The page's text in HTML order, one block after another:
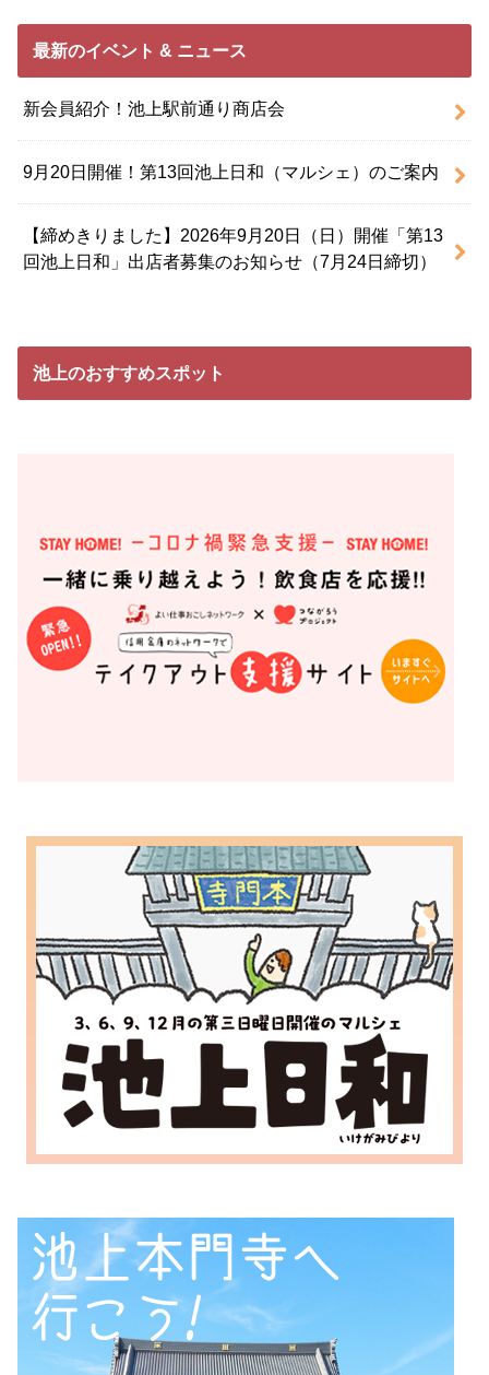
最新のイベント & ニュース
新会員紹介！池上駅前通り商店会
9月20日開催！第13回池上日和（マルシェ）のご案内
【締めきりました】2026年9月20日（日）開催「第13
回池上日和」出店者募集のお知らせ（7月24日締切）
池上のおすすめスポット